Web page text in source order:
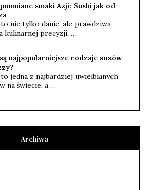
smaki Azji: Sushi jak od
nie tylko danie, ale prawdziwa
kulinarnej precyzji, …
najpopularniejsze rodzaje sosów
jedna z najbardziej uwielbianych
na świecie, a …
Archiwa